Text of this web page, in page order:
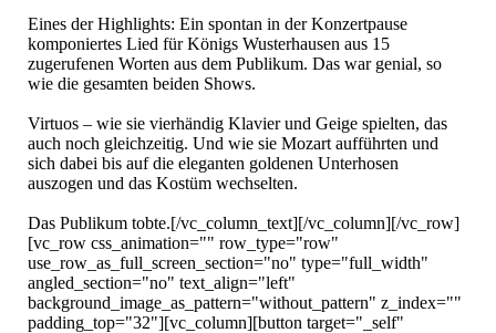
Eines der Highlights: Ein spontan in der Konzertpause
komponiertes Lied für Königs Wusterhausen aus 15
zugerufenen Worten aus dem Publikum. Das war genial, so
wie die gesamten beiden Shows.
Virtuos – wie sie vierhändig Klavier und Geige spielten, das
auch noch gleichzeitig. Und wie sie Mozart aufführten und
sich dabei bis auf die eleganten goldenen Unterhosen
auszogen und das Kostüm wechselten.
Das Publikum tobte.[/vc_column_text][/vc_column][/vc_row]
[vc_row css_animation="" row_type="row"
use_row_as_full_screen_section="no" type="full_width"
angled_section="no" text_align="left"
background_image_as_pattern="without_pattern" z_index=""
padding_top="32"][vc_column][button target="_self"